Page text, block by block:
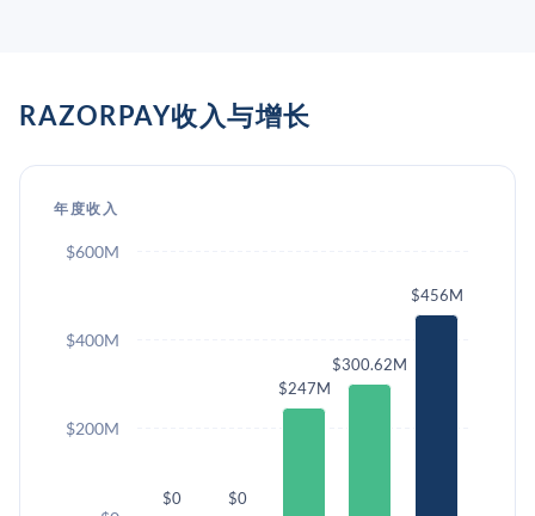
RAZORPAY收入与增长
年度收入
$0 $0
$247M
$300.62M
$456M
$200M
$400M
$600M